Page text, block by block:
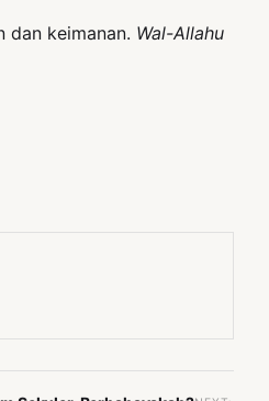
dan keimanan. Wal-Allahu